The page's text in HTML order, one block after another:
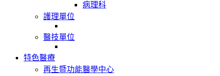
病理科
護理單位
醫技單位
特色醫療
再生暨功能醫學中心